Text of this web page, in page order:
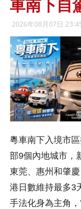
車南下自
2026年08月07日
粵車南下入境市
部9個內地城市，
東莞、惠州和肇
港日數維持最多3
手法化身為主角